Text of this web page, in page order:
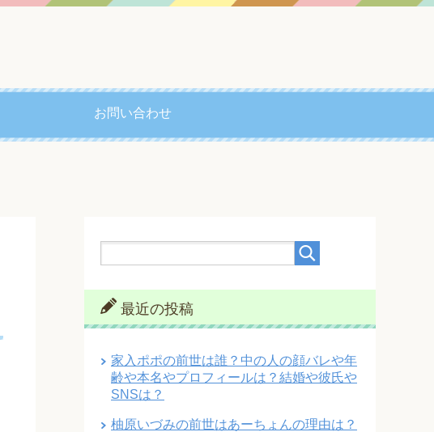
お問い合わせ
最近の投稿
家入ポポの前世は誰？中の人の顔バレや年
齢や本名やプロフィールは？結婚や彼氏や
SNSは？
柚原いづみの前世はあーちょんの理由は？